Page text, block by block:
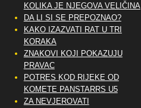
KOLIKA JE NJEGOVA VELIČINA
DA LI SI SE PREPOZNAO?
KAKO IZAZVATI RAT U TRI
KORAKA
ZNAKOVI KOJI POKAZUJU
PRAVAC
POTRES KOD RIJEKE OD
KOMETE PANSTARRS U5
ZA NEVJEROVATI